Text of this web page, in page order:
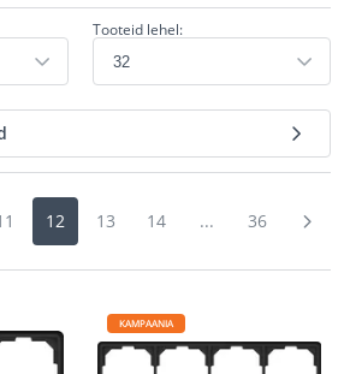
Tooteid lehel:
12 13 14 ... 36
KAMPAANIA